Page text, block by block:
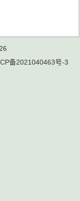
备2021040463号-3